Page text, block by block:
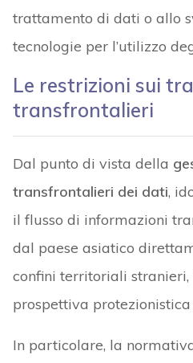
trattamento di dati o allo
tecnologie per l’utilizzo
Le restrizioni sui
transfrontalieri
Dal punto di vista della
transfrontalieri dei dati,
il flusso di informazioni
dal paese asiatico
confini territoriali
prospettiva
In particolare, la